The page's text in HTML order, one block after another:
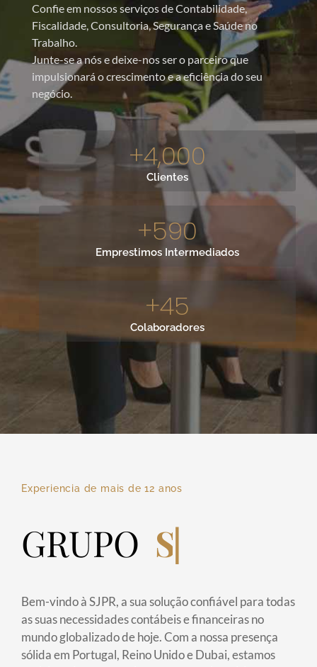
Confie em nossos serviços de Contabilidade,
Fiscalidade, Consultoria, Segurança e Saúde no
Trabalho.
Junte-se a nós e deixe-nos ser o parceiro que
impulsionará o crescimento e a eficiência do seu
negócio.
Clientes
+4,000
Emprestimos Intermediados
+590
Colaboradores
+45
Experiencia de mais de 12 anos
GRUPO SJPR
Bem-vindo à SJPR, a sua solução confiável para todas
as suas necessidades contábeis e financeiras no
mundo globalizado de hoje. Com a nossa presença
sólida em Portugal, Reino Unido e Dubai, estamos